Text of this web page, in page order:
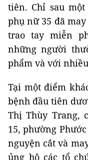
tiên. Chỉ sau
phụ nữ 35 đã
trao tay miễn
những người
phẩm và với
Tại một điểm
bệnh đầu tiên
Thị Thùy Trang,
15, phường
nguyện cắt và
ủng hộ các tổ